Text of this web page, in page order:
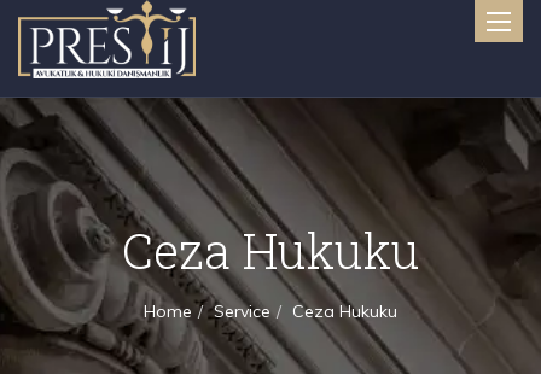
Toggle
Ceza Hukuku
Home Service Ceza Hukuku